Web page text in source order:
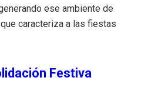
ese ambiente de
caracteriza a las fiestas
Festiva